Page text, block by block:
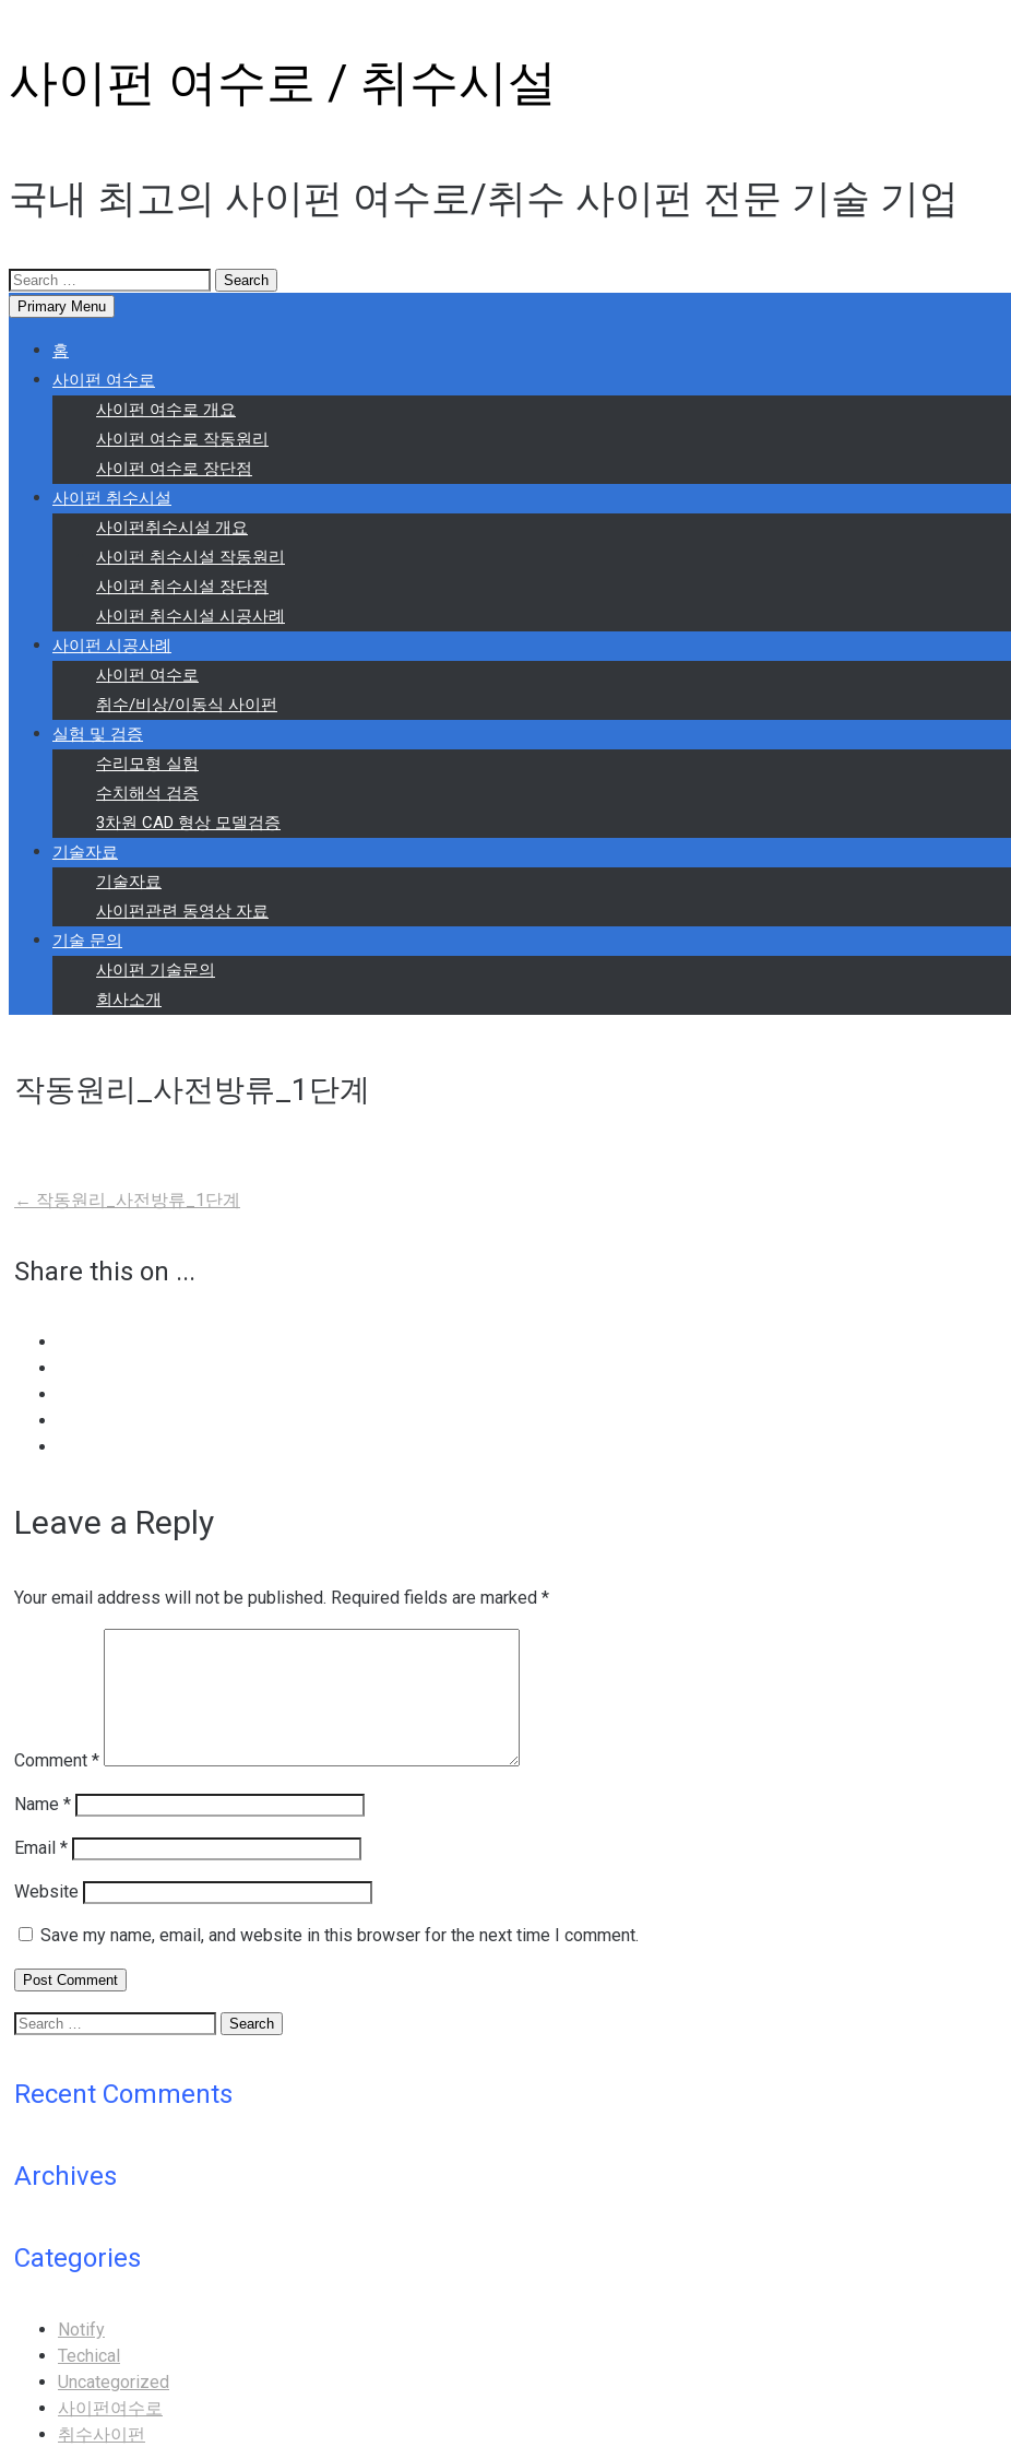
to
content
사이펀 여수로 / 취수시설
국내 최고의 사이펀 여수로/취수 사이펀 전문 기술 기업
Search
for:Primary Menu
홈
사이펀 여수로
사이펀 여수로 개요
사이펀 여수로 작동원리
사이펀 여수로 장단점
사이펀 취수시설
사이펀취수시설 개요
사이펀 취수시설 작동원리
사이펀 취수시설 장단점
사이펀 취수시설 시공사례
사이펀 시공사례
사이펀 여수로
취수/비상/이동식 사이펀
실험 및 검증
수리모형 실험
수치해석 검증
3차원 CAD 형상 모델검증
기술자료
기술자료
사이펀관련 동영상 자료
기술 문의
사이펀 기술문의
회사소개
작동원리_사전방류_1단계
navigation
← 작동원리_사전방류_1단계
Share this on ...
Leave a Reply
Your email address will not be published. Required fields are marked *
Comment *
Name *
Email *
Website
Save my name, email, and website in this browser for the next time I comment.
Search
Recent Comments
Archives
Categories
Notify
Techical
Uncategorized
사이펀여수로
취수사이펀